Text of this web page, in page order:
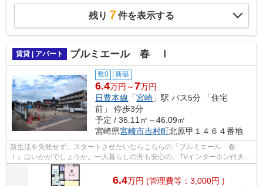
残り 7件を表示する
賃貸 | アパート プルミエール 春 Ⅰ
敷0 新築
6.4万円～7万円
日豊本線 「宮崎 」駅 バス5分 「住宅
前」 停歩3分
予定 / 36.11㎡～46.09㎡
宮崎県宮崎市吉村町北原甲１４６４番地
新生活を失敗せず、スタートさせたいならこちらの「プルミエール 春
Ⅰ」はいかがでしょうか。一人暮らしの方も安心の、TVインターホン付き物
件です。こちらの物件はアパートです。空...
6.4万円 (管理費等：3,000円 )